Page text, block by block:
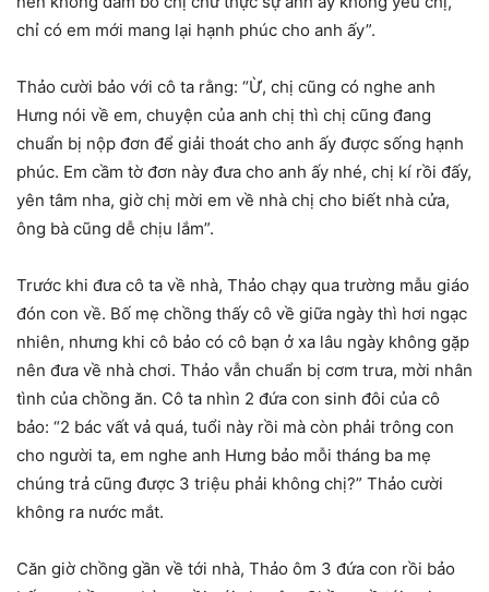
chỉ có em mới mang lại hạnh phúc cho anh ấy”.
Thảo cười bảo với cô ta rằng: “Ừ, chị cũng có nghe anh
Hưng nói về em, chuyện của anh chị thì chị cũng đang
chuẩn bị nộp đơn để giải thoát cho anh ấy được sống hạnh
phúc. Em cầm tờ đơn này đưa cho anh ấy nhé, chị kí rồi đấy,
yên tâm nha, giờ chị mời em về nhà chị cho biết nhà cửa,
ông bà cũng dễ chịu lắm”.
Trước khi đưa cô ta về nhà, Thảo chạy qua trường mẫu giáo
đón con về. Bố mẹ chồng thấy cô về giữa ngày thì hơi ngạc
nhiên, nhưng khi cô bảo có cô bạn ở xa lâu ngày không gặp
nên đưa về nhà chơi. Thảo vẫn chuẩn bị cơm trưa, mời nhân
tình của chồng ăn. Cô ta nhìn 2 đứa con sinh đôi của cô
bảo: “2 bác vất vả quá, tuổi này rồi mà còn phải trông con
cho người ta, em nghe anh Hưng bảo mỗi tháng ba mẹ
chúng trả cũng được 3 triệu phải không chị?” Thảo cười
không ra nước mắt.
Căn giờ chồng gần về tới nhà, Thảo ôm 3 đứa con rồi bảo